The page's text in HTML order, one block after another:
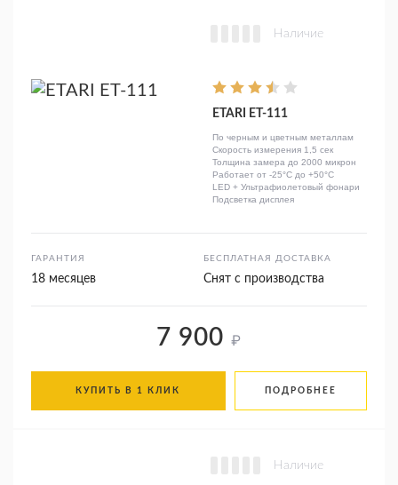
Наличие
ETARI ET-111
По черным и цветным металлам
Скорость измерения 1,5 сек
Толщина замера до 2000 микрон
Работает от -25°C до +50°C
LED + Ультрафиолетовый фонари
Подсветка дисплея
ГАРАНТИЯ
18 месяцев
БЕСПЛАТНАЯ ДОСТАВКА
Снят с производства
7 900 ₽
КУПИТЬ В 1 КЛИК ПОДРОБНЕЕ
Наличие